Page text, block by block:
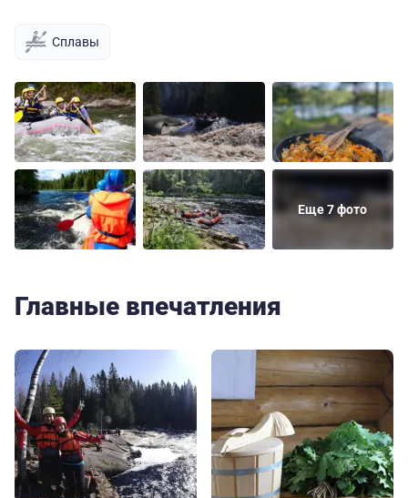
Сплавы
Еще 7 фото
Главные впечатления